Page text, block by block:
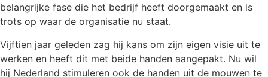
belangrijke fase die het bedrijf heeft doorgemaakt en is
trots op waar de organisatie nu staat.
Vijftien jaar geleden zag hij kans om zijn eigen visie uit te
werken en heeft dit met beide handen aangepakt. Nu wil
hij Nederland stimuleren ook de handen uit de mouwen te